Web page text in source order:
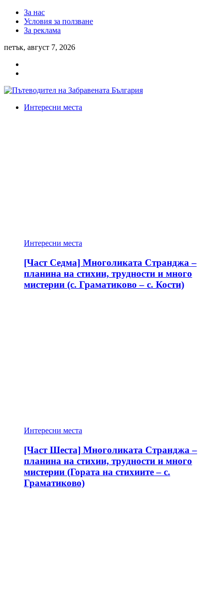
За нас
Условия за ползване
За реклама
петък, август 7, 2026
Интересни места
Интересни места
[Част Седма] Многоликата Странджа –
планина на стихии, трудности и много
мистерии (с. Граматиково – с. Кости)
Интересни места
[Част Шеста] Многоликата Странджа –
планина на стихии, трудности и много
мистерии (Гората на стихиите – с.
Граматиково)